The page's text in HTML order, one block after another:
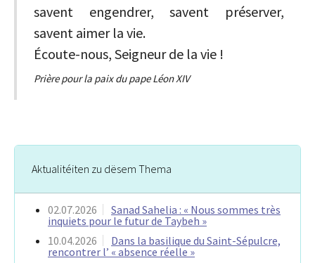
savent engendrer, savent préserver,
savent aimer la vie.
Écoute-nous, Seigneur de la vie !
Prière pour la paix du pape Léon XIV
Aktualitéiten zu dësem Thema
02.07.2026
Sanad Sahelia : « Nous sommes très
inquiets pour le futur de Taybeh »
10.04.2026
Dans la basilique du Saint-Sépulcre,
rencontrer l’ « absence réelle »